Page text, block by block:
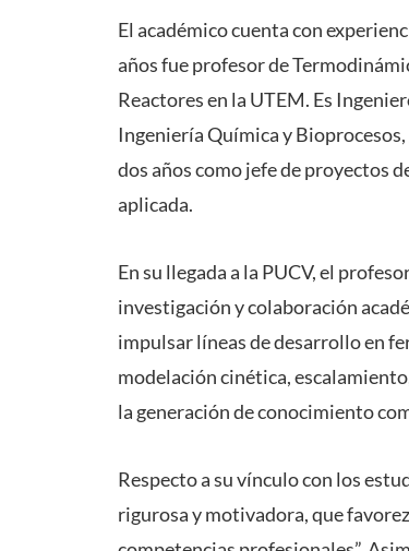
El académico cuenta con
años fue profesor de
Reactores en la UTEM. Es
Ingeniería Química y
dos años como jefe de proyectos
aplicada.
En su llegada a la PUCV, el
investigación y colaboración
impulsar líneas de desarrollo en
modelación cinética,
la generación de conocimiento
Respecto a su vínculo con los
rigurosa y motivadora, que